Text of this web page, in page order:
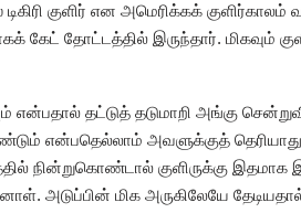
குளிர் என அமெரிக்கக் குளிர்காலம்
கேட் தோட்டத்தில் இருந்தார். மிகவும்
என்பதால் தட்டுத் தடுமாறி அங்கு
என்பதெல்லாம் அவளுக்குத்
நின்றுகொண்டால் குளிருக்கு இதமாக
அடுப்பின் மிக அருகிலேயே